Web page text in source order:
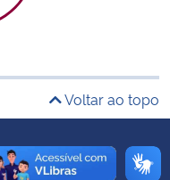
Voltar ao topo